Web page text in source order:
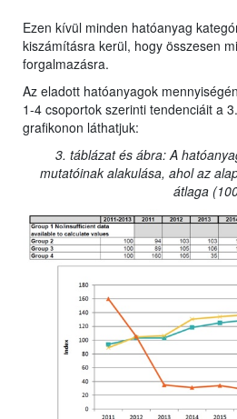
Ezen kívül minden hatóanyag
kiszámításra kerül, hogy összesen
forgalmazásra.
Az eladott hatóanyagok
1-4 csoportok szerinti tendenciáit a
grafikonon láthatjuk:
3. táblázat és ábra: A
mutatóinak alakulása, ahol az
átlaga